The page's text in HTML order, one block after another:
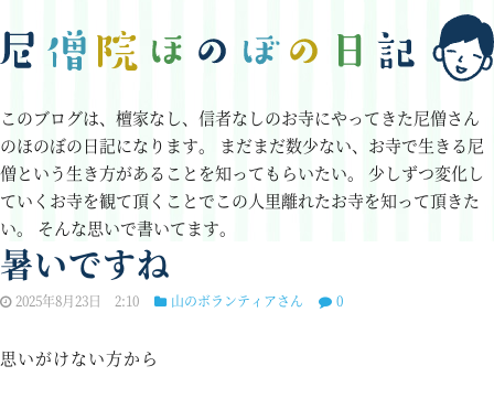
このブログは、檀家なし、信者なしのお寺にやってきた尼僧さん
のほのぼの日記になります。 まだまだ数少ない、お寺で生きる尼
僧という生き方があることを知ってもらいたい。
少しずつ変化し
ていくお寺を観て頂くことでこの人里離れたお寺を知って頂きた
い。 そんな思いで書いてます。
暑いですね
2025年8月23日 2:10 山のボランティアさん 0
思いがけない方から